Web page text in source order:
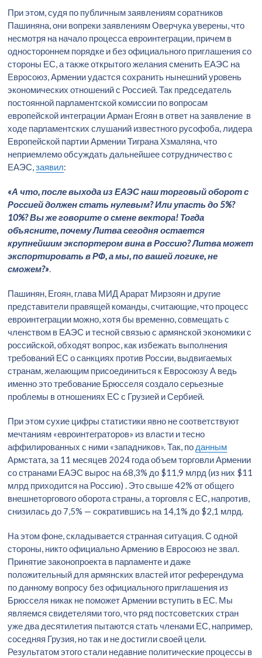
При этом, судя по публичным заявлениям соратников
Пашиняна, они вопреки заявлениям Оверчука уверены, что
несмотря на начало процесса евроинтеграции, причем в
одностороннем порядке и без официального приглашения со
стороны ЕС, а также открытого желания сменить ЕАЭС на
Евросоюз, Армении удастся сохранить нынешний уровень
экономических отношений с Россией. Так председатель
постоянной парламентской комиссии по вопросам
европейской интеграции Арман Егоян в ответ на заявление в
ходе парламентских слушаний известного русофоба, лидера
Европейской партии Армении Тиграна Хзмаляна, что
неприемлемо обсуждать дальнейшее сотрудничество с
ЕАЭС,заявил:
«А что, после выхода из ЕАЭС наш торговый оборот с
Россией должен стать нулевым? Или упасть до 5%?
10%? Вы же говорите о смене вектора! Тогда
объясните, почему Литва сегодня остается
крупнейшим экспортером вина в Россию? Литва может
экспортировать в РФ, а мы, по вашей логике, не
сможем?».
Пашинян, Егоян, глава МИД Арарат Мирзоян и другие
представители правящей команды, считающие, что процесс
евроинтеграции можно, хотя бы временно, совмещать с
членством в ЕАЭС и тесной связью с армянской экономики с
российской, обходят вопрос, как избежать выполнения
требований ЕС о санкциях против России, выдвигаемых
странам, желающим присоединиться к Евросоюзу А ведь
именно это требование Брюсселя создало серьезные
проблемы в отношениях ЕС с Грузией и Сербией.
При этом сухие цифры статистики явно не соответствуют
мечтаниям «евроинтеграторов» из власти и тесно
аффилированных с ними «западников». Так, по данным
Армстата, за 11 месяцев 2024 года объем торговли Армении
со странами ЕАЭС вырос на 68,3% до $11,9 млрд (из них $11
млрд приходится на Россию) . Это свыше 42% от общего
внешнеторгового оборота страны, а торговля с ЕС, напротив,
снизилась до 7,5% — сократившись на 14,1% до $2,1 млрд.
На этом фоне, складывается странная ситуация. С одной
стороны, никто официально Армению в Евросоюз не звал.
Принятие законопроекта в парламенте и даже
положительный для армянских властей итог референдума
по данному вопросу без официального приглашения из
Брюсселя никак не поможет Армении вступить в ЕС. Мы
являемся свидетелями того, что ряд постсоветских стран
уже два десятилетия пытаются стать членами ЕС, например,
соседняя Грузия, но так и не достигли своей цели.
Результатом этого стали недавние политические процессы в